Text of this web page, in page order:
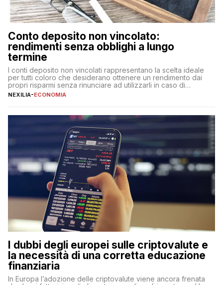
Conto deposito non vincolato:
rendimenti senza obblighi a lungo
termine
I conti deposito non vincolati rappresentano la scelta ideale
per tutti coloro che desiderano ottenere un rendimento dai
propri risparmi senza rinunciare ad utilizzarli in caso di
necessità. A differenza delle forme vincolate tradizionali,
flessibilità e rendimento. Come funzionano […]
NEXILIA-ECONOMIA
I dubbi degli europei sulle criptovalute e
la necessità di una corretta educazione
finanziaria
In Europa l’adozione delle criptovalute viene ancora frenata